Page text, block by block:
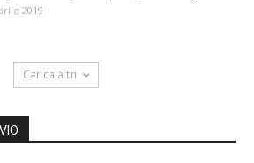
2019
Carica altri